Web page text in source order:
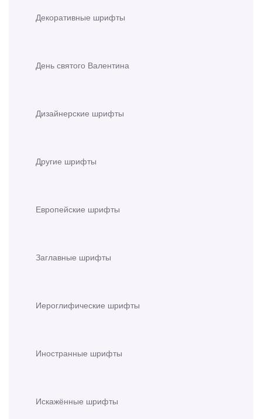
Декоративные шрифты
День святого Валентина
Дизайнерские шрифты
Другие шрифты
Европейские шрифты
Заглавные шрифты
Иероглифические шрифты
Иностранные шрифты
Искажённые шрифты